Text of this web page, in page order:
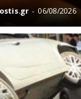
- 06/08/2026